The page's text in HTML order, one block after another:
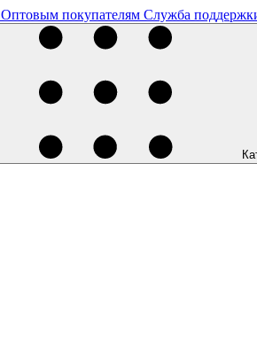
Оптовым покупателям Служба